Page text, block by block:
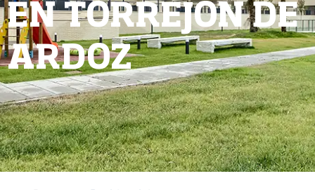
EN TORREJÓN DE
ARDOZ